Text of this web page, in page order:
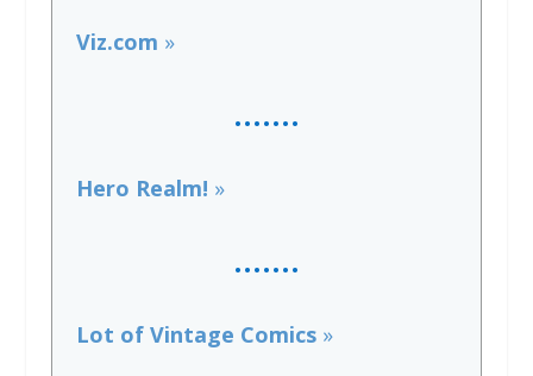
Viz.com »
…….
Hero Realm! »
…….
Lot of Vintage Comics»